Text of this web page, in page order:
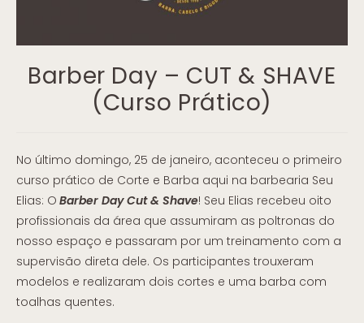
Barber Day – CUT & SHAVE
(Curso Prático)
No último domingo, 25 de janeiro, aconteceu o primeiro
curso prático de Corte e Barba aqui na barbearia Seu
Elias: O Barber Day Cut & Shave! Seu Elias recebeu oito
profissionais da área que assumiram as poltronas do
nosso espaço e passaram por um treinamento com a
supervisão direta dele. Os participantes trouxeram
modelos e realizaram dois cortes e uma barba com
toalhas quentes.